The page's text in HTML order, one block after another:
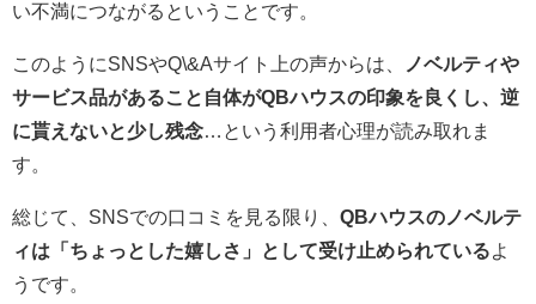
い不満につながるということです。
このようにSNSやQ\&Aサイト上の声からは、
ノベルティや
サービス品があること自体がQBハウスの印象を良くし、逆
に貰えないと少し残念 …という利用者心理が読み取れま
す。
総じて、SNSでの口コミを見る限り、 QBハウスのノベルテ
ィは「ちょっとした嬉しさ」として受け止められている よ
うです。